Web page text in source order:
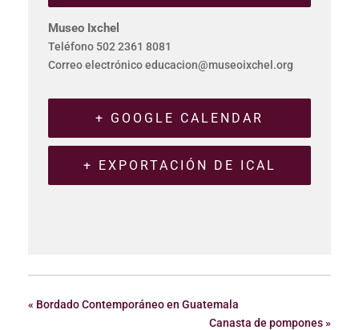
Museo Ixchel
Teléfono 502 2361 8081
Correo electrónicoeducacion@museoixchel.org
+ GOOGLE CALENDAR
+ EXPORTACIÓN DE ICAL
« Bordado Contemporáneo en Guatemala
Canasta de pompones»